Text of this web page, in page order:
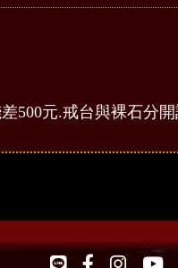
500元.戒台與裸石分